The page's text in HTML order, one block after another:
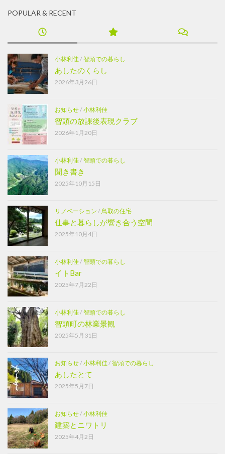
POPULAR & RECENT
小林利佳/智頭での暮らし
あしたのくらし
2026年3月26日
お知らせ/小林利佳
智頭の放課後表現クラブ
2026年1月20日
小林利佳/智頭での暮らし
聞き書き
2025年10月15日
リノベーション / 鳥取の住宅
仕事と暮らしが響き合う空間
2025年10月4日
小林利佳/智頭での暮らし
イトBar
2025年7月22日
小林利佳/智頭での暮らし
智頭町の林業景観
2025年5月31日
お知らせ/小林利佳/智頭での暮らし
あしたとて
2025年5月7日
お知らせ/小林利佳
建築とニワトリ
2025年4月2日